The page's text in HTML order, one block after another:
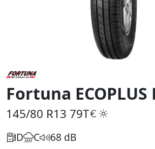
Fortuna ECOPLUS
145/80 R13 79T
D C 68 dB